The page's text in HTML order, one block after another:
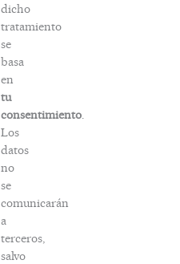
dicho
tratamiento
se
basa
en
tu
consentimiento.
Los
datos
no
se
comunicarán
a
terceros,
salvo